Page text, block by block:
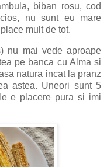
biban rosu, cod
nu sunt eu mare
mult de tot.
nu mai vede aproape
pe banca cu Alma si
natura incat la pranz
astea. Uneori sunt 5
e placere pura si imi